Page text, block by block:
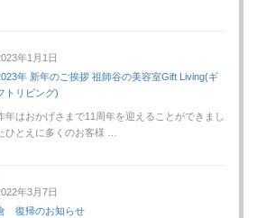
年1月1日
年 新年のご挨拶 祖師谷の美容室Gift Living(ギ
トリビング)
年はおかげさまで11周年を迎えることができまし
ひとえに多くのお客様 …
年3月7日
復帰のお知らせ